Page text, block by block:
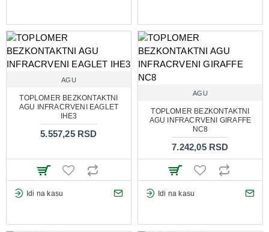
AGU
TOPLOMER BEZKONTAKTNI
AGU INFRACRVENI EAGLET
IHE3
5.557,25 RSD
Idi na kasu
AGU
TOPLOMER BEZKONTAKTNI
AGU INFRACRVENI GIRAFFE
NC8
7.242,05 RSD
Idi na kasu